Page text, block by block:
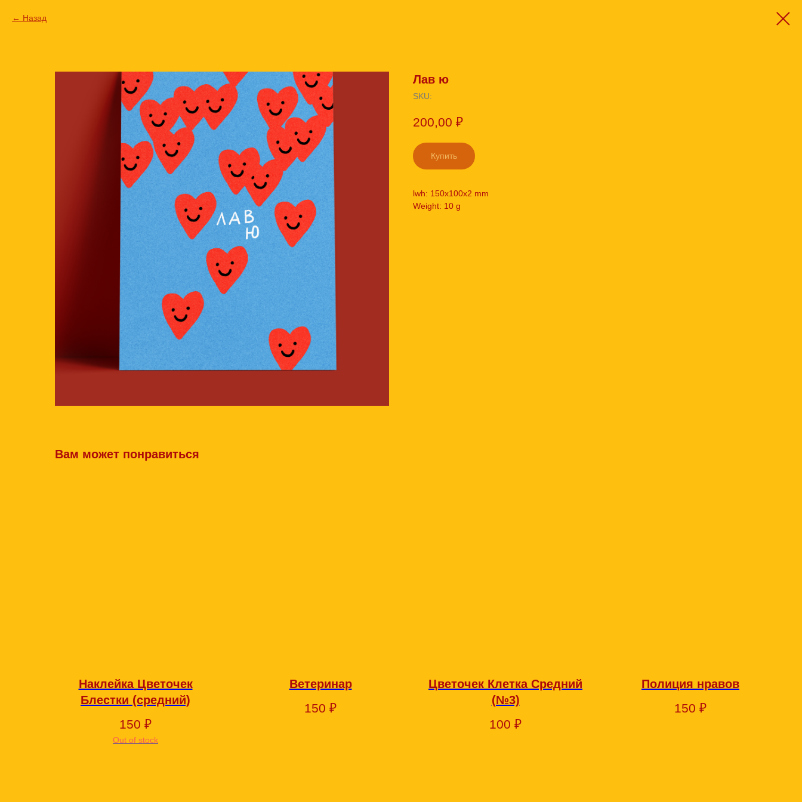
Назад
Лав ю
SKU:
200,00 ₽
Купить
lwh: 150x100x2 mm
Weight: 10 g
Вам может понравиться
Наклейка Цветочек
Блестки (средний)
150 ₽
Out of stock
Ветеринар
150 ₽
Цветочек Клетка Средний
(№3)
100 ₽
Полиция нравов
150 ₽